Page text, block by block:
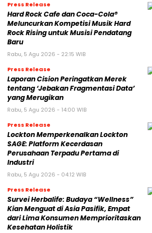
Press Release
Hard Rock Cafe dan Coca-Cola®
Meluncurkan Kompetisi Musik Hard
Rock Rising untuk Musisi Pendatang
Baru
Rabu, 5 Agu 2026 - 22:15 WIB
Press Release
Laporan Cision Peringatkan Merek
tentang ‘Jebakan Fragmentasi Data’
yang Merugikan
Rabu, 5 Agu 2026 - 14:00 WIB
Press Release
Lockton Memperkenalkan Lockton
SAGE: Platform Kecerdasan
Perusahaan Terpadu Pertama di
Industri
Rabu, 5 Agu 2026 - 04:12 WIB
Press Release
Survei Herbalife: Budaya “Wellness”
Kian Menguat di Asia Pasifik, Empat
dari Lima Konsumen Memprioritaskan
Kesehatan Holistik